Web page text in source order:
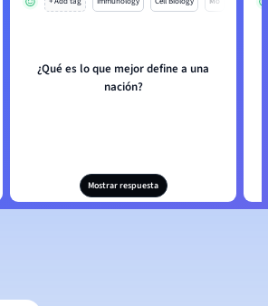
¿Qué es lo que mejor define a una
nación?
Mostrar respuesta